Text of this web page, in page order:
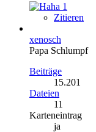
1
Zitieren
xenosch
Papa Schlumpf
Beiträge
15.201
Dateien
11
Karteneintrag
ja